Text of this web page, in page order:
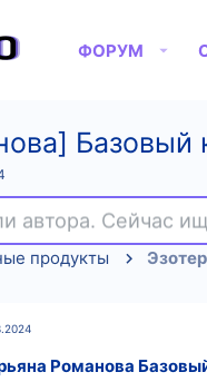
ФОРУМ
Базовый
автора. Сейчас
продукты
Романова